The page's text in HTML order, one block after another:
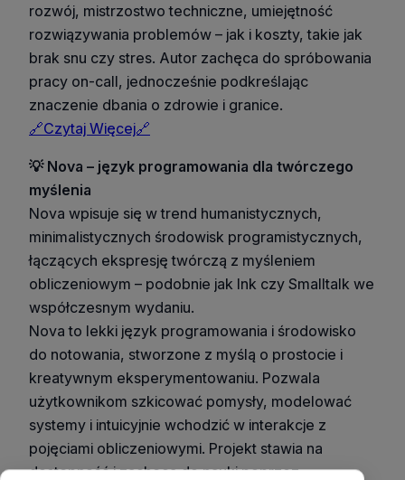
rozwój, mistrzostwo techniczne, umiejętność
rozwiązywania problemów – jak i koszty, takie jak
brak snu czy stres. Autor zachęca do spróbowania
pracy on-call, jednocześnie podkreślając
znaczenie dbania o zdrowie i granice.
🔗Czytaj Więcej🔗
💡 Nova – język programowania dla twórczego
myślenia
Nova wpisuje się w trend humanistycznych,
minimalistycznych środowisk programistycznych,
łączących ekspresję twórczą z myśleniem
obliczeniowym – podobnie jak Ink czy Smalltalk we
współczesnym wydaniu.
Nova to lekki język programowania i środowisko
do notowania, stworzone z myślą o prostocie i
kreatywnym eksperymentowaniu. Pozwala
użytkownikom szkicować pomysły, modelować
systemy i intuicyjnie wchodzić w interakcje z
pojęciami obliczeniowymi. Projekt stawia na
dostępność i zachęca do nauki poprzez